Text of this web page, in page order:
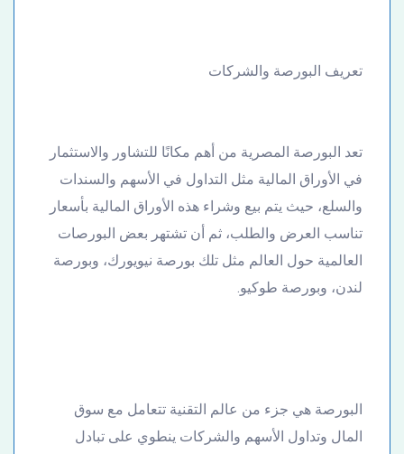
تعريف البورصة والشركات
تعد البورصة المصرية من أهم مكانًا للتشاور والاستثمار
في الأوراق المالية مثل التداول في الأسهم والسندات
والسلع، حيث يتم بيع وشراء هذه الأوراق المالية بأسعار
تناسب العرض والطلب، ثم أن تشتهر بعض البورصات
العالمية حول العالم مثل تلك بورصة نيويورك، وبورصة
لندن، وبورصة طوكيو.
البورصة هي جزء من عالم التقنية تتعامل مع سوق
المال وتداول الأسهم والشركات ينطوي على تبادل